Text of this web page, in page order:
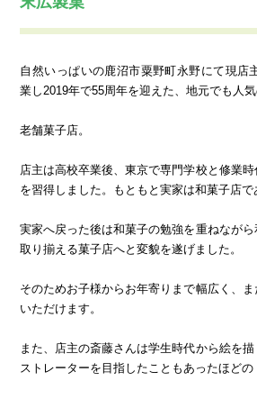
自然いっぱいの鹿沼市粟野町永野にて現店
業し2019年で55周年を迎えた、地元でも人
老舗菓子店。
店主は高校卒業後、東京で専門学校と修業
を習得しました。もともと実家は和菓子店で
実家へ戻った後は和菓子の勉強を重ねなが
取り揃える菓子店へと変貌を遂げました。
そのためお子様からお年寄りまで幅広く、
いただけます。
また、店主の斎藤さんは学生時代から絵を
ストレーターを目指したこともあったほどの